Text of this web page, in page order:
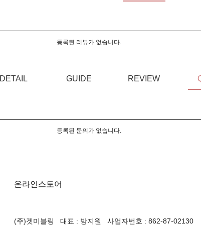
등록된 리뷰가 없습니다.
DETAIL GUIDE REVIEW
등록된 문의가 없습니다.
온라인스토어
(주)겟미블링 대표 : 방지원 사업자번호 : 862-87-02130